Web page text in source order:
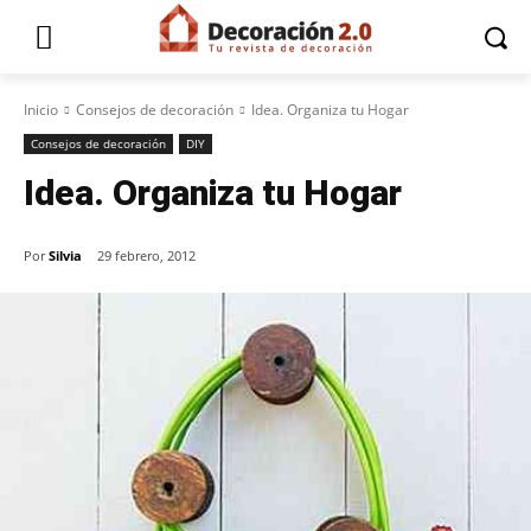
Inicio Consejos de decoración Idea. Organiza tu Hogar
Consejos de decoración DIY
Idea. Organiza tu Hogar
Por Silvia 29 febrero, 2012